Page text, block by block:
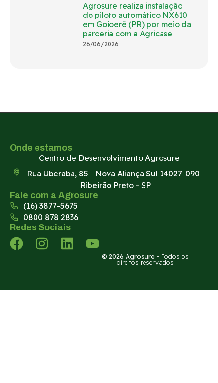
Agrosure realiza instalação
do piloto automático NX610
em Goioerê (PR) por meio da
parceria com a Agricase
26/06/2026
Onde estamos
Centro de Desenvolvimento Agrosure
Rua Uberaba, 85 - Nova Aliança Sul 14027-090 -
Ribeirão Preto - SP
Fale com a Agrosure
(16) 3877-5675
0800 878 2836
Redes Sociais
© 2026 Agrosure • Todos os
direitos reservados